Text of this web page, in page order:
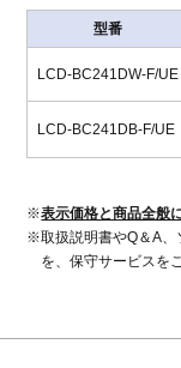
型番
LCD-BC241DW-F/UE
LCD-BC241DB-F/UE
※表示価格と商品全般
※取扱説明書やQ＆A、
を、保守サービスを